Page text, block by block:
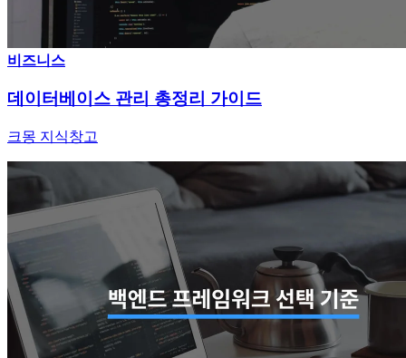
비즈니스
데이터베이스 관리 총정리 가이드
크몽 지식창고